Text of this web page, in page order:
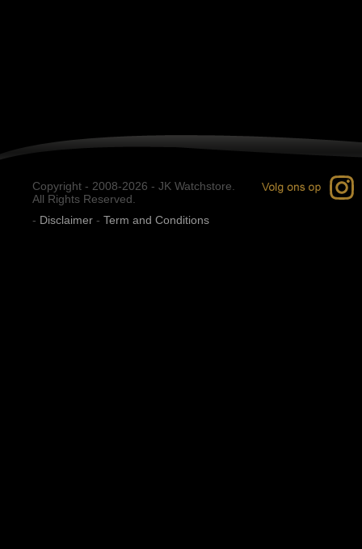
Copyright - 2008-2026 - JK Watchstore.
All Rights Reserved.
- Disclaimer - Term and Conditions